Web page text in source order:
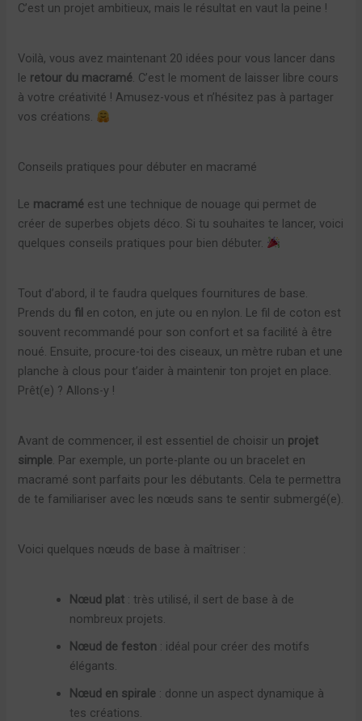
C’est un projet ambitieux, mais le résultat en vaut la peine !
Voilà, vous avez maintenant 20 idées pour vous lancer dans
le retour du macramé. C’est le moment de laisser libre cours
à votre créativité ! Amusez-vous et n’hésitez pas à partager
vos créations.
Conseils pratiques pour débuter en macramé
Le macramé est une technique de nouage qui permet de
créer de superbes objets déco. Si tu souhaites te lancer, voici
quelques conseils pratiques pour bien débuter.
Tout d’abord, il te faudra quelques fournitures de base.
Prends du fil en coton, en jute ou en nylon. Le fil de coton est
souvent recommandé pour son confort et sa facilité à être
noué. Ensuite, procure-toi des ciseaux, un mètre ruban et une
planche à clous pour t’aider à maintenir ton projet en place.
Prêt(e) ? Allons-y !
Avant de commencer, il est essentiel de choisir un projet
simple. Par exemple, un porte-plante ou un bracelet en
macramé sont parfaits pour les débutants. Cela te permettra
de te familiariser avec les nœuds sans te sentir submergé(e).
Voici quelques nœuds de base à maîtriser :
Nœud plat : très utilisé, il sert de base à de
nombreux projets.
Nœud de feston : idéal pour créer des motifs
élégants.
Nœud en spirale : donne un aspect dynamique à
tes créations.